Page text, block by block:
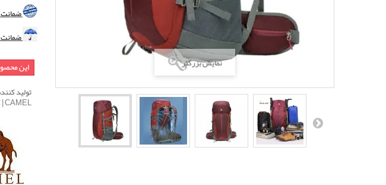
نمایش بزرگتر
ضمانت
ضمانت
این
تولید
CAMEL | کمل